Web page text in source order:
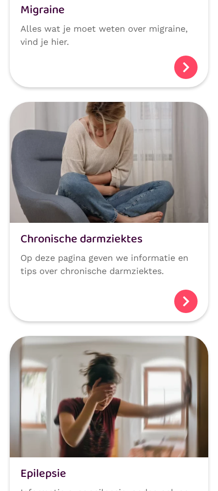
Migraine
Alles wat je moet weten over migraine,
vind je hier.
Chronische darmziektes
Op deze pagina geven we informatie en
tips over chronische darmziektes.
Epilepsie